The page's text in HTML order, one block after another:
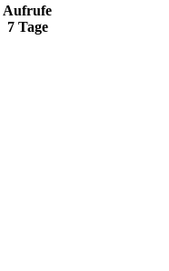
Aufrufe
7 Tage